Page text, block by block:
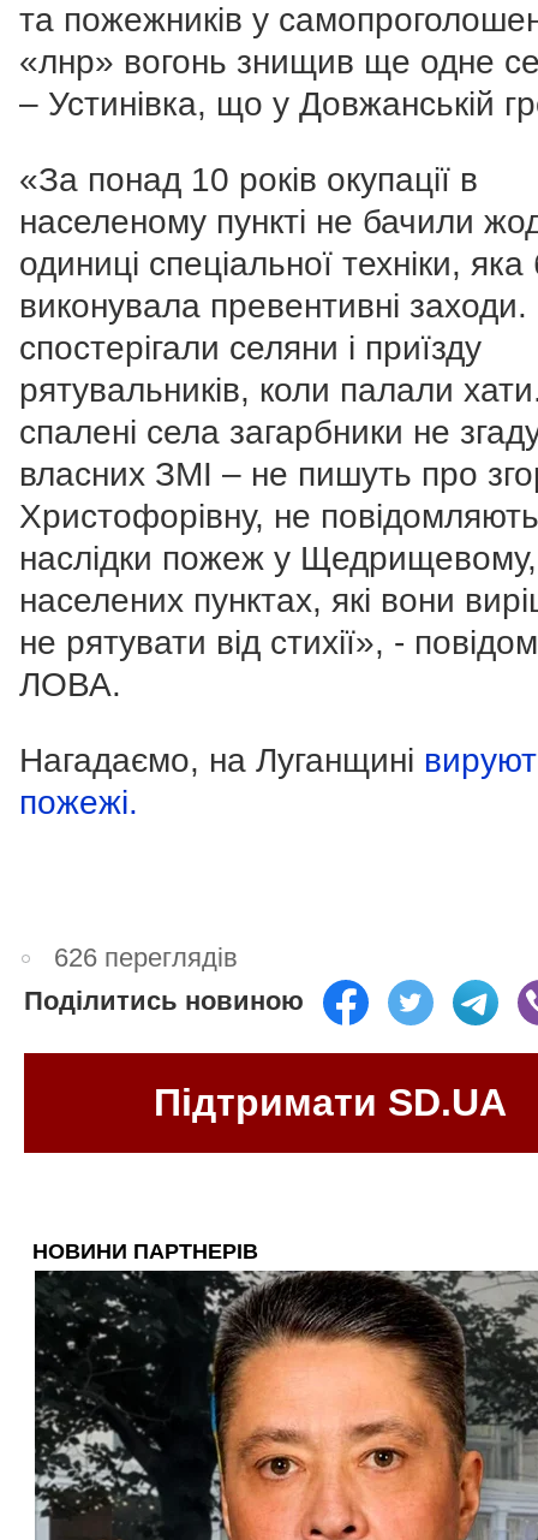
та пожежників у
«лнр» вогонь знищив ще одне
– Устинівка, що у Довжанській
«За понад 10 років окупації в
населеному пункті не бачили
одиниці спеціальної техніки, яка
виконувала превентивні
спостерігали селяни і приїзду
рятувальників, коли палали
спалені села загарбники не
власних ЗМІ – не пишуть про
Христофорівну, не
наслідки пожеж у
населених пунктах, які вони
не рятувати від стихії», -
ЛОВА.
Нагадаємо, на Луганщині
пожежі.
626 переглядів
Поділитись новиною
Підтримати SD.UA